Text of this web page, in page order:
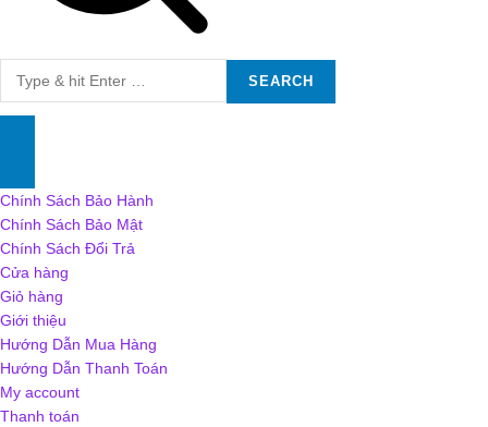
Chính Sách Bảo Hành
Chính Sách Bảo Mật
Chính Sách Đổi Trả
Cửa hàng
Giỏ hàng
Giới thiệu
Hướng Dẫn Mua Hàng
Hướng Dẫn Thanh Toán
My account
Thanh toán